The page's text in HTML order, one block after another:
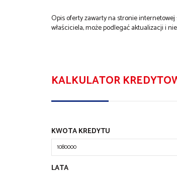
Opis oferty zawarty na stronie
właściciela, może podlegać aktualizacji i
KALKULATOR
KWOTA KREDYTU
LATA